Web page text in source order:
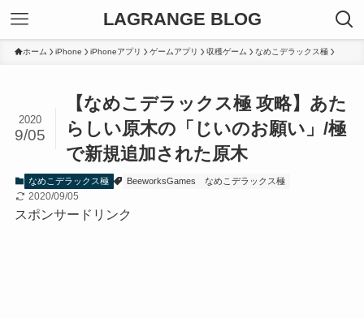
LAGRANGE BLOG
ホーム iPhone iPhoneアプリ ゲームアプリ 収穫ゲーム なめこデラックス極
【なめこデラックス極 攻略】あた
らしい原木の「じいのお願い」/極
で新規追加された原木
2020
9/05
なめこデラックス極 BeeworksGames なめこデラックス極
2020/09/05
スポンサードリンク